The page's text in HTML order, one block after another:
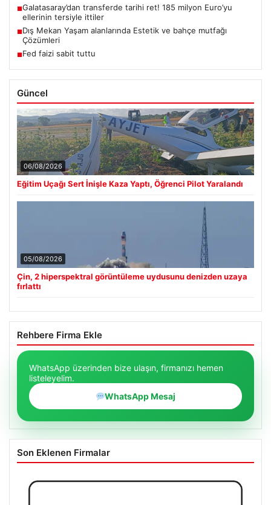
■Galatasaray’dan transferde tarihi ret! 185 milyon Euro’yu
ellerinin tersiyle ittiler
■Dış Mekan Yaşam alanlarında Estetik ve bahçe mutfağı
Çözümleri
■Fed faizi sabit tuttu
Güncel
06/08/2026
Eğitim Uçağı Sert İnişle Kaza Yaptı, Öğrenci Pilot Yaralandı
05/08/2026
Çin, 2 hiperspektral görüntüleme uydusunu denizden uzaya
fırlattı
Rehbere Firma Ekle
WhatsApp üzerinden bize ulaşın, firmanızı hemen
listeleyelim.
WhatsApp Mesaj
Son Eklenen Firmalar